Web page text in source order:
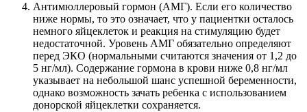
Антимюллеровый гормон (АМГ). Если его количество
ниже нормы, то это означает, что у пациентки осталось
немного яйцеклеток и реакция на стимуляцию будет
недостаточной. Уровень АМГ обязательно определяют
перед ЭКО (нормальными считаются значения от 1,2 до
5 нг/мл). Содержание гормона в крови ниже 0,8 нг/мл
указывает на небольшой шанс успешной беременности,
однако возможность зачать ребенка с использованием
донорской яйцеклетки сохраняется.